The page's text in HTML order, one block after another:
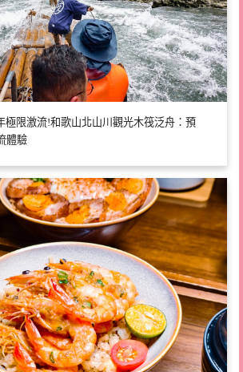
極限激流!和歌山北山川觀光木筏泛舟：預
體驗